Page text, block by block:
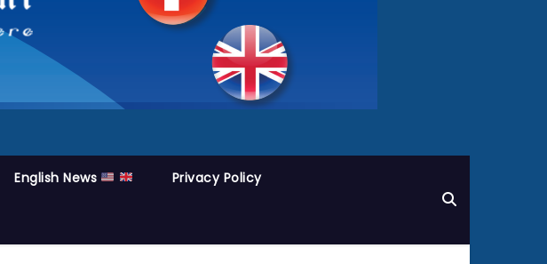
English News Privacy Policy